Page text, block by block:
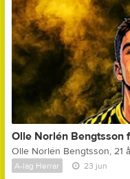
Olle Norlén Bengtsson
A-lag Herrar 23 jun